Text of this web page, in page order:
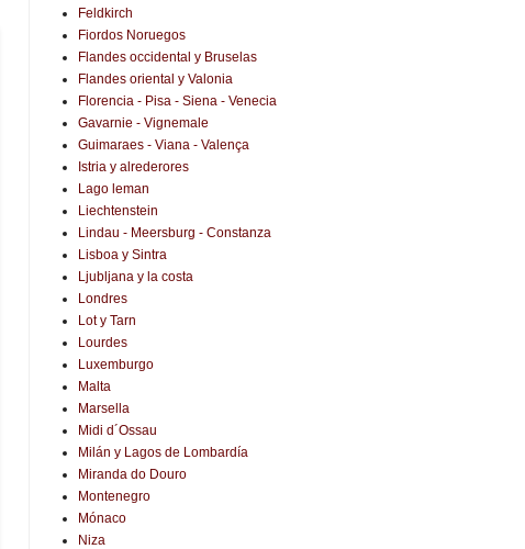
Feldkirch
Fiordos Noruegos
Flandes occidental y Bruselas
Flandes oriental y Valonia
Florencia - Pisa - Siena - Venecia
Gavarnie - Vignemale
Guimaraes - Viana - Valença
Istria y alrederores
Lago leman
Liechtenstein
Lindau - Meersburg - Constanza
Lisboa y Sintra
Ljubljana y la costa
Londres
Lot y Tarn
Lourdes
Luxemburgo
Malta
Marsella
Midi d´Ossau
Milán y Lagos de Lombardía
Miranda do Douro
Montenegro
Mónaco
Niza